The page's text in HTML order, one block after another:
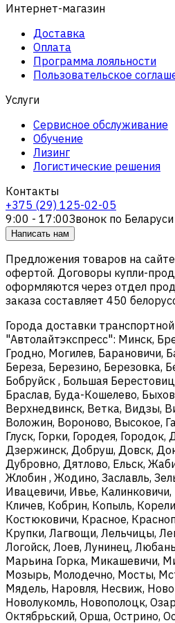
Интернет-магазин
Доставка
Оплата
Программа лояльности
Пользовательское
Услуги
Сервисное обслуживание
Обучение
Лизинг
Логистические решения
Контакты
+375 (29) 125-02-05
9:00 - 17:00Звонок по Беларуси
Написать нам
Предложения товаров на сайте
офертой. Договоры купли-
оформляются через отдел
заказа составляет 450
Города доставки
"Автолайтэкспресс": Минск,
Гродно, Могилев, Барановичи,
Береза, Березино, Березовка,
Бобруйск , Большая
Браслав, Буда-Кошелево,
Верхнедвинск, Ветка, Видзы,
Воложин, Вороново, Высокое,
Глуск, Горки, Городея,
Дзержинск, Добруш, Довск,
Дубровно, Дятлово, Ельск,
Жлобин , Жодино, Заславль,
Ивацевичи, Ивье,
Кличев, Кобрин, Копыль,
Костюковичи, Красное,
Крупки, Лагвощи, Лельчицы,
Логойск, Лоев, Лунинец,
Марьина Горка, Микашевичи,
Мозырь, Молодечно, Мосты,
Мядель, Наровля, Несвиж,
Новолукомль, Новополоцк,
Октябрьский, Орша, Острино,